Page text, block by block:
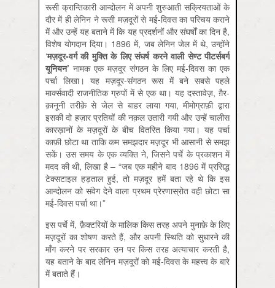
रूसी क्रान्तिकारी आन्दोलन में अपनी शुरुआती सक्रियताओं के
दौर में ही लेनिन ने रूसी मज़दूरों से मई-दिवस का परिचय कराने
में और उन्हें यह बताने में कि यह प्रदर्शनों और संघर्षों का दिन है,
विशेष योगदान दिया। 1896 में, जब लेनिन जेल में थे, उन्होंने
‘मज़दूर-वर्ग की मुक्ति के लिए संघर्ष करने वाली सेण्ट पीटर्सबर्ग
यूनियन’ नामक एक मज़दूर संगठन के लिए मई-दिवस का एक
पर्चा लिखा। यह मज़दूर-संगठन रूस में बने सबसे पहले
मार्क्सवादी राजनीतिक ग्रुपों में से एक था। यह दस्तावेज़, ग़ैर-
क़ानूनी तरीक़े से जेल से बाहर लाया गया, मीमोग्राफ़ी द्वारा
इसकी दो हज़ार प्रतियों की नक़ल उतारी गयी और उन्हें चालीस
कारख़ानों के मज़दूरों के बीच वितरित किया गया। यह पर्चा
काफ़ी छोटा था ताकि कम समझदार मज़दूर भी आसानी से समझ
सकें। उस समय के एक व्यक्ति ने, जिसने पर्चे के प्रकाशन में
मदद की थी, लिखा है – “जब एक महीने बाद 1896 में प्रसिद्ध
टेक्सटाइल हड़ताल हुई, तो मज़दूर हमें बता रहे थे कि इस
आन्दोलन को संवेग देने वाला प्रथम प्रेरणास्रोत वही छोटा सा
मई-दिवस पर्चा था।”
इस पर्चे में, फ़ैक्टरियों के मालिक किस तरह अपने मुनाफ़े के लिए
मज़दूरों का शोषण करते हैं, और अपनी स्थिति को सुधारने की
माँग करने पर सरकार उन पर किस तरह अत्याचार करती है,
यह बताने के बाद लेनिन मज़दूरों को मई-दिवस के महत्त्व के बारे
में बताते हैं।